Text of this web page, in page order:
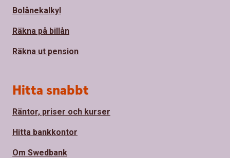
Bolånekalkyl
Räkna på billån
Räkna ut pension
Hitta snabbt
Räntor, priser och kurser
Hitta bankkontor
Om Swedbank